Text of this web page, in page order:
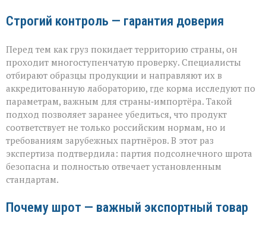
Строгий контроль — гарантия доверия
Перед тем как груз покидает территорию страны, он
проходит многоступенчатую проверку. Специалисты
отбирают образцы продукции и направляют их в
аккредитованную лабораторию, где корма исследуют по
параметрам, важным для страны‑импортёра. Такой
подход позволяет заранее убедиться, что продукт
соответствует не только российским нормам, но и
требованиям зарубежных партнёров. В этот раз
экспертиза подтвердила: партия подсолнечного шрота
безопасна и полностью отвечает установленным
стандартам.
Почему шрот — важный экспортный товар